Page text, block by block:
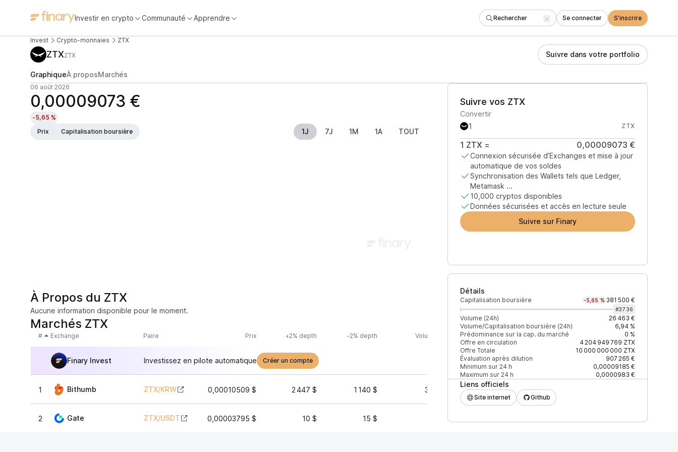
Investir en crypto Communauté Apprendre Rechercher / Se connecter S'inscrire
Invest Crypto-monnaies ZTX
ZTXZTX Suivre dans votre portfolio
GraphiqueÀ proposMarchés
06 août 2026
0,00009073 €
-5,65 %
Prix
Capitalisation boursière 1J 7J 1M 1A TOUT
Suivre vos ZTX
Convertir
ZTX
1 ZTX = 0,00009073 €
Connexion sécurisée d’Exchanges et mise à jour
automatique de vos soldes
Synchronisation des Wallets tels que Ledger,
Metamask ...
10,000 cryptos disponibles
Données sécurisées et accès en lecture seule
Suivre sur Finary
Détails
Capitalisation boursière -5,65 % 381 500 €
#3736
Volume (24h)
26 463 €
Volume/Capitalisation boursière (24h)
6,94 %
Prédominance sur la cap. du marché
0 %
Offre en circulation
4 204 949 769 ZTX
Offre Totale
10 000 000 000 ZTX
Évaluation après dilution
907 265 €
Minimum sur 24 h
0,00009185 €
Maximum sur 24 h
0,0000983 €
Liens officiels
Site internet Github
À Propos du ZTX
Aucune information disponible pour le moment.
Marchés ZTX
# Exchange Paire Prix +2% depth -2% depth Volume (24h) % du volume Confiance Mis à jour
Finary Invest Investissez en pilote automatique Créer un compte
1 Bithumb ZTX/KRW 0,00010509 $ 2 447 $ 1 140 $ 30 368 $ 99,43 % ÉLEVÉE
2 Gate ZTX/USDT 0,00003795 $ 10 $ 15 $ 173 $